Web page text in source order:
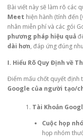
Bài viết này sẽ làm rõ các
Meet hiện hành (tính đến
nhân miễn phí và các gói
phương pháp hiệu quả
dài hơn, đáp ứng đúng
I. Hiểu Rõ Quy Định về
Điểm mấu chốt quyết định
Google của người tạo/
Tài Khoản
Cuộc họp
họp nhóm